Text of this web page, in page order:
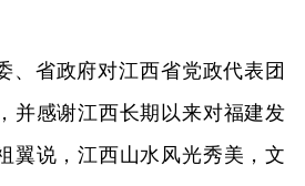
、省政府对江西省党政代表团
并感谢江西长期以来对福建发
翼说，江西山水风光秀美，文